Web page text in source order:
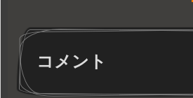
コメント